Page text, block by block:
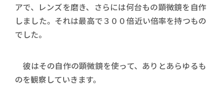
アで、レンズを磨き、さらには何台もの顕微鏡を自作
しました。それは最高で３００倍近い倍率を持つもの
でした。
彼はその自作の顕微鏡を使って、ありとあらゆるも
のを観察していきます。